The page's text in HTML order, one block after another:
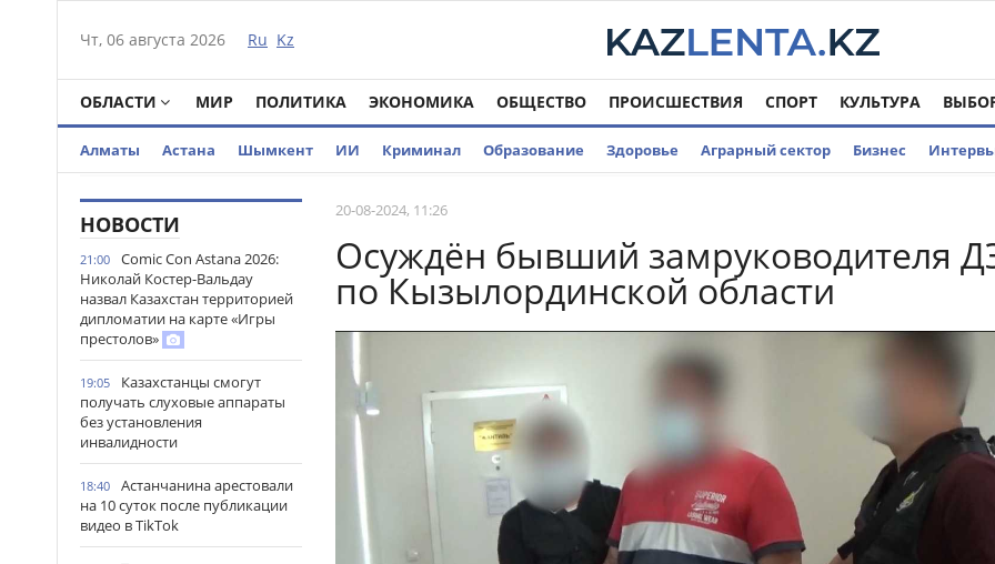
Чт, 06 августа 2026 Ru Kz
ОБЛАСТИ МИР ПОЛИТИКА ЭКОНОМИКА ОБЩЕСТВО ПРОИСШЕСТВИЯ СПОРТ КУЛЬТУРА
Алматы Астана Шымкент ИИ Криминал Образование Здоровье Аграрный сектор Бизнес
НОВОСТИ
21:00
Comic Con Astana 2026:
Николай Костер-Вальдау
назвал Казахстан территорией
дипломатии на карте «Игры
престолов»
19:05
Казахстанцы смогут
получать слуховые аппараты
без установления
инвалидности
18:40
Астанчанина арестовали
на 10 суток после публикации
видео в TikTok
20-08-2024, 11:26
Осуждён бывший замруководителя
по Кызылординской области